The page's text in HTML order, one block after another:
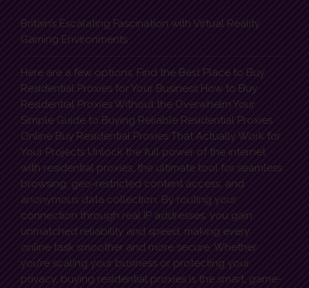
Britain’s Escalating Fascination with Virtual Reality
Gaming Environments
Here are a few options: Find the Best Place to Buy
Residential Proxies for Your Business How to Buy
Residential Proxies Without the Overwhelm Your
Simple Guide to Buying Reliable Residential Proxies
Online Buy Residential Proxies That Actually Work for
Your Projects Unlock the full power of the internet
with residential proxies, the ultimate tool for seamless
browsing, geo-restricted content access, and
anonymous data collection. By routing your
connection through real IP addresses, you gain
unmatched reliability and speed, making every
online task smoother and more secure. Whether
you’re scaling your business or protecting your
privacy, buying residential proxies is the smart, game-